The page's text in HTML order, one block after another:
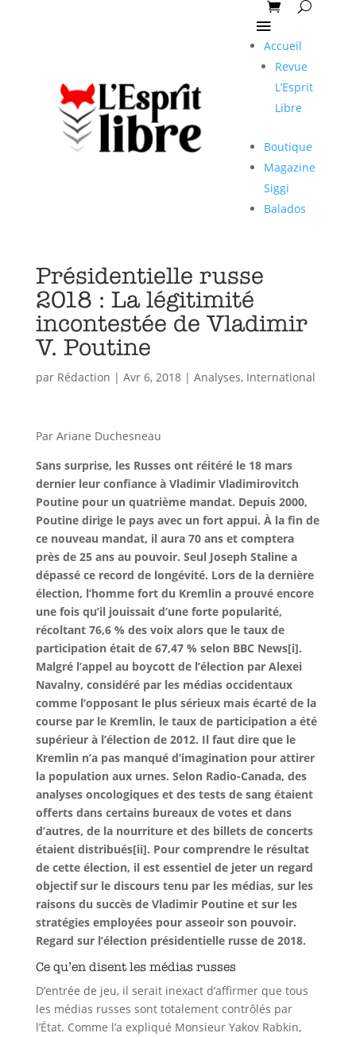
Accueil
Revue
L’Esprit
Libre
Boutique
Magazine
Siggi
Balados
Présidentielle russe
2018 : La légitimité
incontestée de Vladimir
V. Poutine
par Rédaction | Avr 6, 2018| Analyses, International
Par Ariane Duchesneau
Sans surprise, les Russes ont réitéré le 18 mars
dernier leur confiance à Vladimir Vladimirovitch
Poutine pour un quatrième mandat. Depuis 2000,
Poutine dirige le pays avec un fort appui. À la fin de
ce nouveau mandat, il aura 70 ans et comptera
près de 25 ans au pouvoir. Seul Joseph Staline a
dépassé ce record de longévité. Lors de la dernière
élection, l’homme fort du Kremlin a prouvé encore
une fois qu’il jouissait d’une forte popularité,
récoltant 76,6 % des voix alors que le taux de
participation était de 67,47 % selon BBC News[i].
Malgré l’appel au boycott de l’élection par Alexei
Navalny, considéré par les médias occidentaux
comme l’opposant le plus sérieux mais écarté de la
course par le Kremlin, le taux de participation a été
supérieur à l’élection de 2012. Il faut dire que le
Kremlin n’a pas manqué d’imagination pour attirer
la population aux urnes. Selon Radio-Canada, des
analyses oncologiques et des tests de sang étaient
offerts dans certains bureaux de votes et dans
d’autres, de la nourriture et des billets de concerts
étaient distribués[ii]. Pour comprendre le résultat
de cette élection, il est essentiel de jeter un regard
objectif sur le discours tenu par les médias, sur les
raisons du succès de Vladimir Poutine et sur les
stratégies employées pour asseoir son pouvoir.
Regard sur l’élection présidentielle russe de 2018.
Ce qu’en disent les médias russes
D’entrée de jeu, il serait inexact d’affirmer que tous
les médias russes sont totalement contrôlés par
l’État. Comme l’a expliqué Monsieur Yakov Rabkin,